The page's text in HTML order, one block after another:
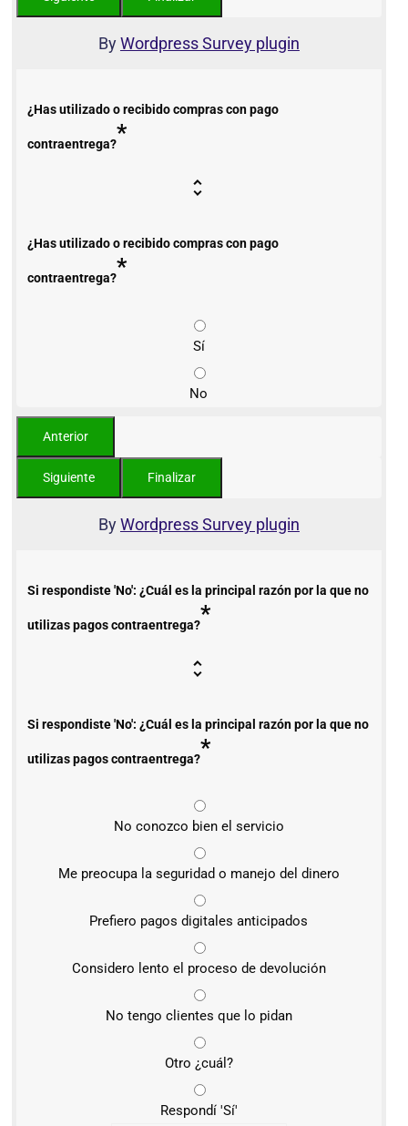
ByWordpress Survey plugin
¿Has utilizado o recibido compras con pago
contraentrega?*
¿Has utilizado o recibido compras con pago
contraentrega?*
Sí
No
ByWordpress Survey plugin
Si respondiste 'No': ¿Cuál es la principal razón por la que no
utilizas pagos contraentrega?*
Si respondiste 'No': ¿Cuál es la principal razón por la que no
utilizas pagos contraentrega?*
No conozco bien el servicio
Me preocupa la seguridad o manejo del dinero
Prefiero pagos digitales anticipados
Considero lento el proceso de devolución
No tengo clientes que lo pidan
Otro ¿cuál?
Respondí 'Sí'